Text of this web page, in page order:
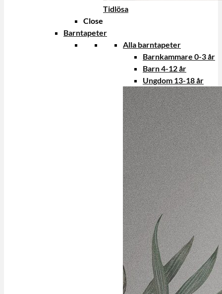
Tidlösa
Close
Barntapeter
Alla barntapeter
Barnkammare 0-3 år
Barn 4-12 år
Ungdom 13-18 år